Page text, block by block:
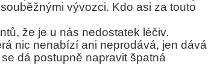
vývozci. Kdo asi za touto
že je u nás nedostatek léčiv.
nic nenabízí ani neprodává, jen dává
dá postupně napravit špatná